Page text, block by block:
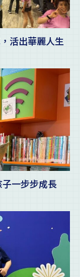
活出華麗人生
一步步成長